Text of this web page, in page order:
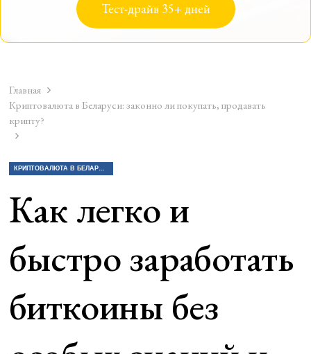
Тест-драйв 35+ дней
Главная
Криптовалюта в Беларуси: законно ли покупать, продавать
крипту?
КРИПТОВАЛЮТА В БЕЛАРУСИ: ЗАКОННО ЛИ ПОКУПАТЬ, ПРОДАВАТЬ КРИПТУ?
Как легко и
быстро заработать
биткоины без